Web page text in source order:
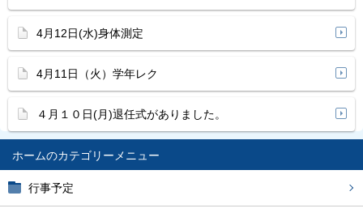
ホーム
行事予定
4月12日(水)身体測定
4月11日（火）学年レク
４月１０日(月)退任式がありました。